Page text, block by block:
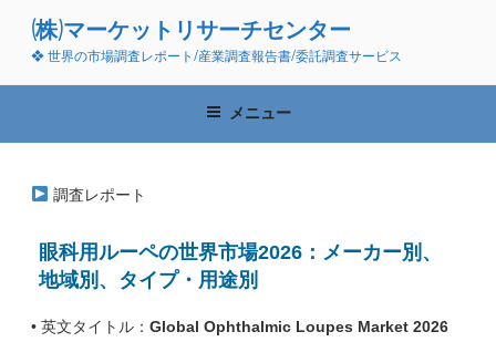
ン
(株)マーケットリサーチセンター
❖ 世界の市場調査レポート/産業調査報告書/委託調査サービス
メニュー
調査レポート
眼科用ルーペの世界市場2026：メーカー別、
地域別、タイプ・用途別
• 英文タイトル： Global Ophthalmic Loupes Market 2026